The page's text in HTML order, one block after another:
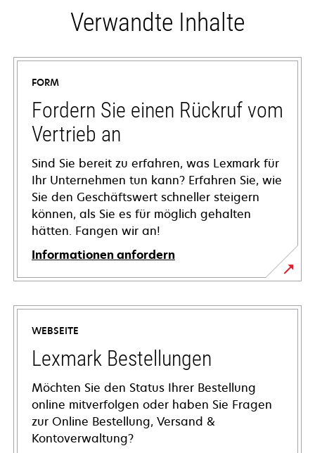
Verwandte Inhalte
FORM
Fordern Sie einen Rückruf vom
Vertrieb an
Sind Sie bereit zu erfahren, was Lexmark für
Ihr Unternehmen tun kann? Erfahren Sie, wie
Sie den Geschäftswert schneller steigern
können, als Sie es für möglich gehalten
hätten. Fangen wir an!
Informationen anfordern
WEBSEITE
Lexmark Bestellungen
Möchten Sie den Status Ihrer Bestellung
online mitverfolgen oder haben Sie Fragen
zur Online Bestellung, Versand &
Kontoverwaltung?